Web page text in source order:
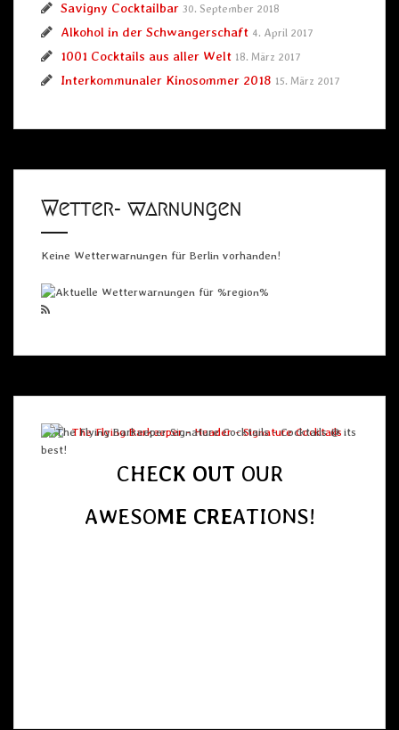
Savigny Cocktailbar 30. September 2018
Alkohol in der Schwangerschaft 4. April 2017
1001 Cocktails aus aller Welt 18. März 2017
Interkommunaler Kinosommer 2018 15. März 2017
Wetter- warnungen
Keine Wetterwarnungen für Berlin vorhanden!
CHECK OUT OUR
AWESOME CREATIONS!